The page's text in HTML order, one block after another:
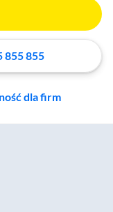
855 855
dla firm